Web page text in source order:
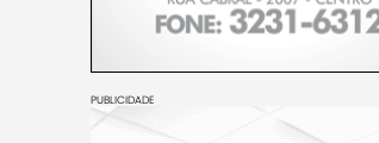
PUBLICIDADE